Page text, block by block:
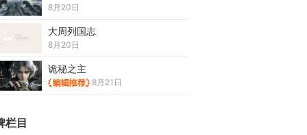
8月20日
大周列国志
8月20日
诡秘之主
8月21日
栏目